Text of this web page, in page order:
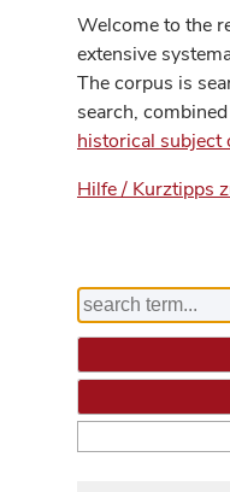
Welcome to the
extensive
The corpus is
search,
historical subject
Hilfe / Kurztipps